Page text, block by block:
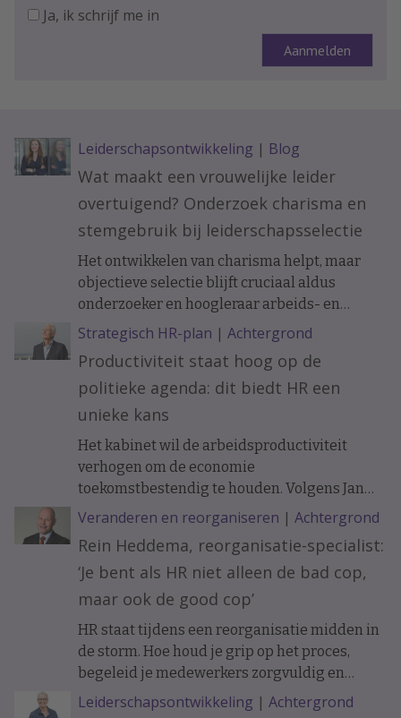
Ja, ik schrijf me in
Leiderschapsontwikkeling | Blog
Wat maakt een vrouwelijke leider
overtuigend? Onderzoek charisma en
stemgebruik bij leiderschapsselectie
Het ontwikkelen van charisma helpt, maar
objectieve selectie blijft cruciaal aldus
onderzoeker en hoogleraar arbeids- en
organisatiepsychologie Janneke Oostrom.
Strategisch HR-plan | Achtergrond
Productiviteit staat hoog op de
politieke agenda: dit biedt HR een
unieke kans
Het kabinet wil de arbeidsproductiviteit
verhogen om de economie
toekomstbestendig te houden. Volgens Jan
Tjerk Boonstra biedt de nieuwe
Productiviteitsagenda HR een uitgelezen
kans om een strategischere rol te pakken bij
innovatie, werkontwerp en
organisatieontwikkeling.
Veranderen en reorganiseren | Achtergrond
Rein Heddema, reorganisatie-specialist:
‘Je bent als HR niet alleen de bad cop,
maar ook de good cop’
HR staat tijdens een reorganisatie midden in
de storm. Hoe houd je grip op het proces,
begeleid je medewerkers zorgvuldig en
voorkom je dat je eigen team omvalt?
Leiderschapsontwikkeling | Achtergrond